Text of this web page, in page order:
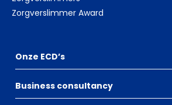
Zorgverslimmer Award
Onze ECD’s
Business consultancy